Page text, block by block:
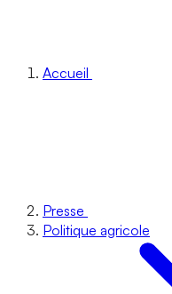
Accueil
Presse
Politique agricole